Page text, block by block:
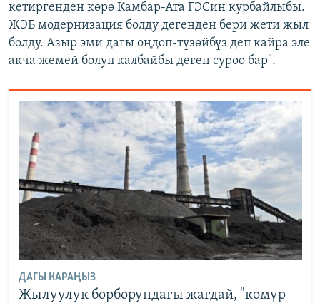
кетиргенден көрө Камбар-Ата ГЭСин курбайлыбы.
ЖЭБ модернизация болду дегенден бери жети жыл
болду. Азыр эми дагы оңдоп-түзөйбүз деп кайра эле
акча жемей болуп калбайбы деген суроо бар".
ДАГЫ КАРАҢЫЗ
Жылуулук борборундагы жагдай, "көмүр